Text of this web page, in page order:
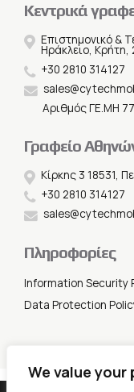
We value your
Κεντρικά
Επιστημονικό &
Ηράκλειο, Κρήτη,
+30 2810 314127
Αριθμός ΓΕ.ΜΗ
Γραφείο
Κίρκης 3 18531,
+30 2810 314127
Πληροφορίες
Information Security
Data Protection